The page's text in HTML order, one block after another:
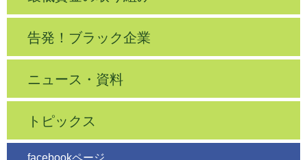
告発！ブラック企業
ニュース・資料
トピックス
facebookページ